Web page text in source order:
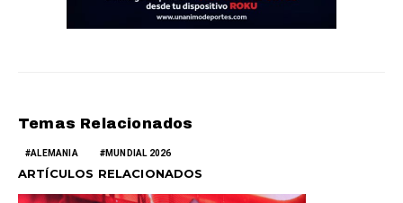
Temas Relacionados
ALEMANIA MUNDIAL 2026
ARTÍCULOS RELACIONADOS